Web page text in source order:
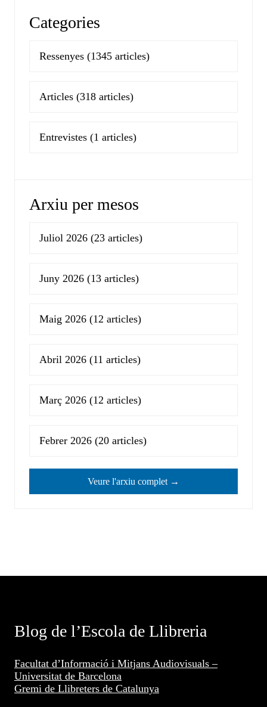
Categories
Ressenyes (1345 articles)
Articles (318 articles)
Entrevistes (1 articles)
Arxiu per mesos
Juliol 2026 (23 articles)
Juny 2026 (13 articles)
Maig 2026 (12 articles)
Abril 2026 (11 articles)
Març 2026 (12 articles)
Febrer 2026 (20 articles)
Veure l'arxiu complet →
Blog de l’Escola de Llibreria
Facultat d’Informació i Mitjans Audiovisuals –
Universitat de Barcelona
Gremi de Llibreters de Catalunya